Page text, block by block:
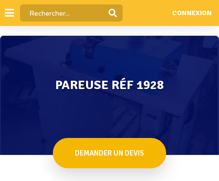
CONNEXION
PAREUSE RÉF 1928
DEMANDER UN DEVIS